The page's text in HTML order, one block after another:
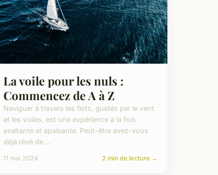
La voile pour les nuls :
Commencez de A à Z
Naviguer à travers les flots, guidés par le vent
et les voiles, est une expérience à la fois
exaltante et apaisante. Peut-être avez-vous
déjà rêvé de ...
11 mai 2024 2 min de lecture →